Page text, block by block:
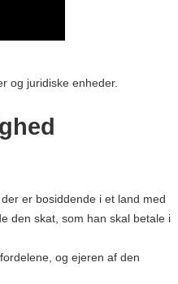
og juridiske enheder.
er bosiddende i et land med
den skat, som han skal betale i
og ejeren af ​​den